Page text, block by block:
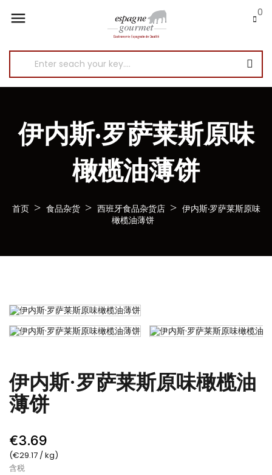
 0
伊内斯·罗萨莱斯原味
橄榄油薄饼
首页 食品杂货 西班牙食品杂货店
伊内斯·罗萨莱斯原味
橄榄油薄饼
伊内斯·罗萨莱斯原味橄榄油
薄饼
€3.69
(€29.17 / kg)
含税